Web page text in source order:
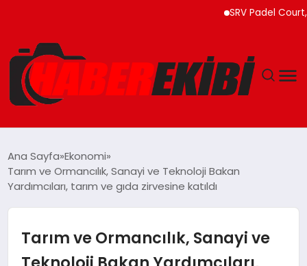
SRV Padel Court, 24
GÜNCEL
Ana Sayfa Ekonomi
Tarım ve Ormancılık, Sanayi ve Teknoloji Bakan
Yardımcıları, tarım ve gıda zirvesine katıldı
Tarım ve Ormancılık, Sanayi ve